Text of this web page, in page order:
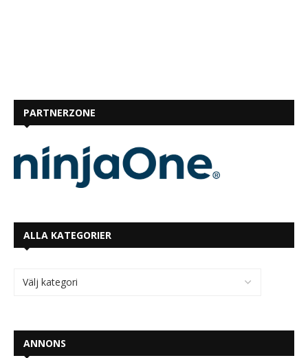
PARTNERZONE
ALLA KATEGORIER
ANNONS